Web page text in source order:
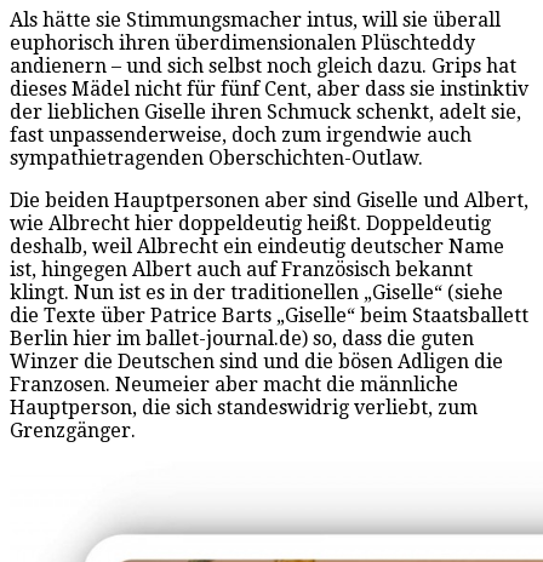
Als hätte sie Stimmungsmacher intus, will sie überall
euphorisch ihren überdimensionalen Plüschteddy
andienern – und sich selbst noch gleich dazu. Grips hat
dieses Mädel nicht für fünf Cent, aber dass sie instinktiv
der lieblichen Giselle ihren Schmuck schenkt, adelt sie,
fast unpassenderweise, doch zum irgendwie auch
sympathietragenden Oberschichten-Outlaw.
Die beiden Hauptpersonen aber sind Giselle und Albert,
wie Albrecht hier doppeldeutig heißt. Doppeldeutig
deshalb, weil Albrecht ein eindeutig deutscher Name
ist, hingegen Albert auch auf Französisch bekannt
klingt. Nun ist es in der traditionellen „Giselle“ (siehe
die Texte über Patrice Barts „Giselle“ beim Staatsballett
Berlin hier im ballet-journal.de) so, dass die guten
Winzer die Deutschen sind und die bösen Adligen die
Franzosen. Neumeier aber macht die männliche
Hauptperson, die sich standeswidrig verliebt, zum
Grenzgänger.